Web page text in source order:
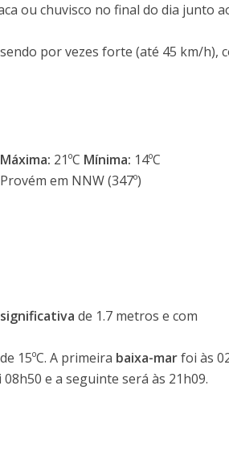
ou chuvisco no final do dia junto
por vezes forte (até 45 km/h),
Máxima: 21ºC Mínima: 14ºC
em NNW (347º)
de 1.7 metros e com
15ºC. A primeira baixa-marfoi às
08h50 e a seguinte será às 21h09.